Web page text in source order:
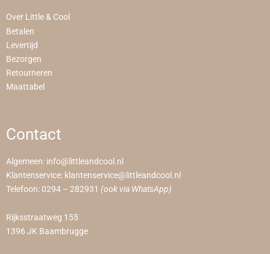
Over Little & Cool
Betalen
Levertijd
Bezorgen
Retourneren
Maattabel
Contact
Algemeen: info@littleandcool.nl
Klantenservice: klantenservice@littleandcool.nl
Telefoon: 0294 – 282931 (ook via WhatsApp)
Rijksstraatweg 155
1396 JK Baambrugge